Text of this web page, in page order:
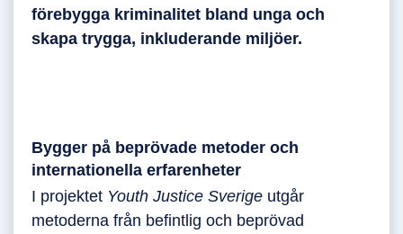
förebygga kriminalitet bland unga och
skapa trygga, inkluderande miljöer.
Bygger på beprövade metoder och
internationella erfarenheter
I projektet Youth Justice Sverige utgår
metoderna från befintlig och beprövad